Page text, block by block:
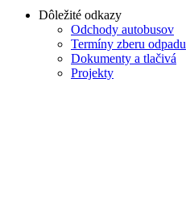
Dôležité odkazy
Odchody autobusov
Termíny zberu odpadu
Dokumenty a tlačivá
Projekty